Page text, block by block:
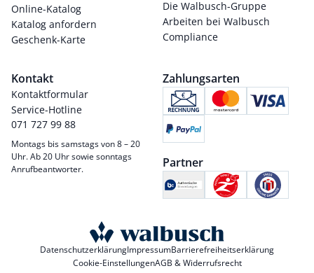
Online-Katalog
Katalog anfordern
Geschenk-Karte
Die Walbusch-Gruppe
Arbeiten bei Walbusch
Compliance
Kontakt
Kontaktformular
Service-Hotline
071 727 99 88
Montags bis samstags von 8 – 20
Uhr. Ab 20 Uhr sowie sonntags
Anrufbeantworter.
Zahlungsarten
Partner
DatenschutzerklärungImpressumBarrierefreiheitserklärung
Cookie-EinstellungenAGB & Widerrufsrecht